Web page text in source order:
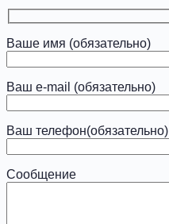
Ваше имя (обязательно)
Ваш e-mail (обязательно)
Ваш телефон(обязательно)
Сообщение